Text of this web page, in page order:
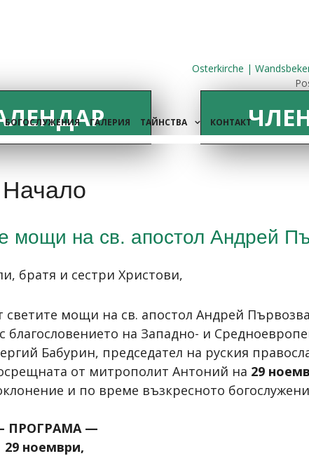
Osterkirche |
БОГОСЛУЖЕНИЯ ГАЛЕРИЯ ТАЙНСТВА КОНТАКТ
Начало
мощи на св. апостол Андрей
братя и сестри Христови,
мощи на св. апостол Андрей
на Западно- и
Бабурин, председател на руския
от митрополит Антоний на 29
и по време възкресното
ПРОГРАМА —
29 ноември,